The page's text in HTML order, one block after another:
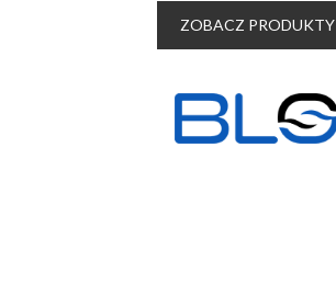
ZOBACZ PRODUKTY